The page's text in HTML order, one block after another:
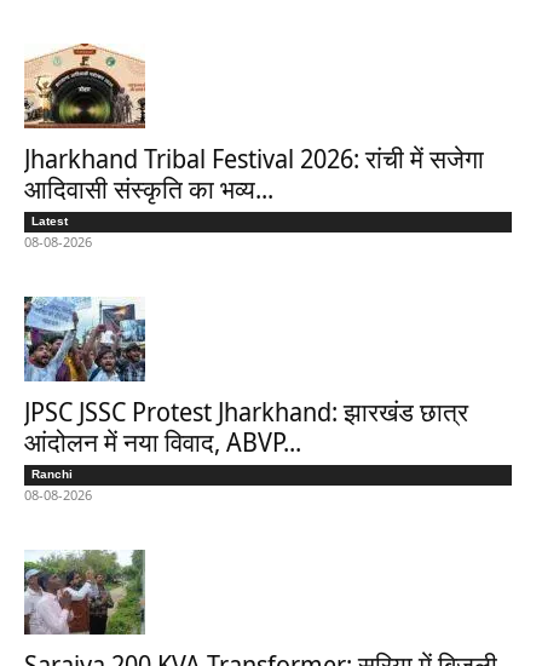
Jharkhand Tribal Festival 2026: रांची में सजेगा
आदिवासी संस्कृति का भव्य...
Latest
08-08-2026
JPSC JSSC Protest Jharkhand: झारखंड छात्र
आंदोलन में नया विवाद, ABVP...
Ranchi
08-08-2026